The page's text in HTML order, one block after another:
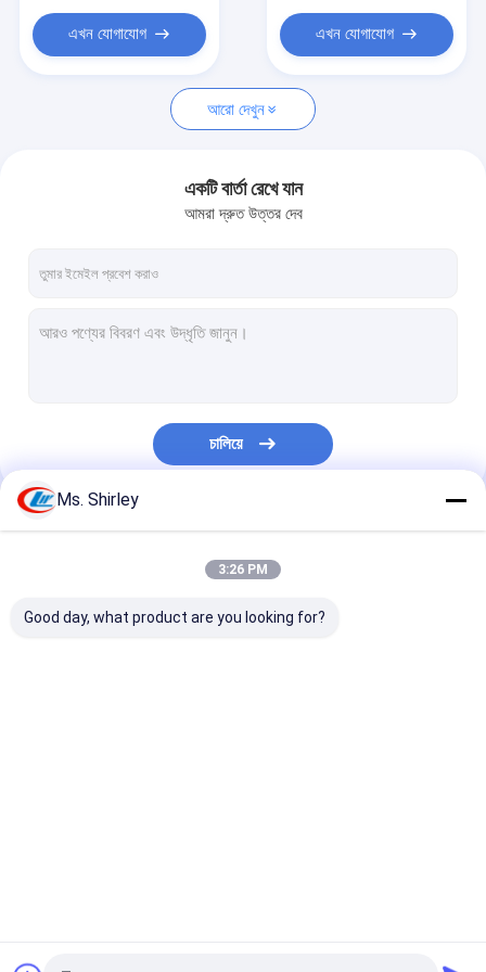
ভারী দায়িত্ব ডাম্প ট্রাক
ট্যাঙ্ক ট্রাক এবং ট্রেলার
এখন যোগাযোগ এখন যোগাযোগ
আরো দেখুন
একটি বার্তা রেখে যান
আমরা দ্রুত উত্তর দেব
চালিয়ে
আমাদের বিভাগসমূহ
Ms. Shirley
3:26 PM
Good day, what product are you looking for?